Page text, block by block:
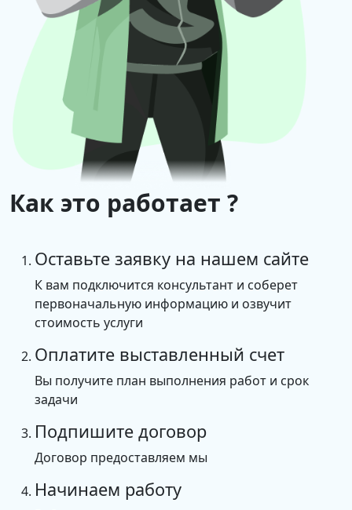
Как это работает ?
Оставьте заявку на нашем сайте
К вам подключится консультант и соберет
первоначальную информацию и озвучит
стоимость услуги
Оплатите выставленный счет
Вы получите план выполнения работ и срок
задачи
Подпишите договор
Договор предоставляем мы
Начинаем работу